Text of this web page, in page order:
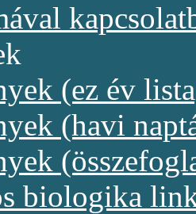
(ez év
(havi
biologika